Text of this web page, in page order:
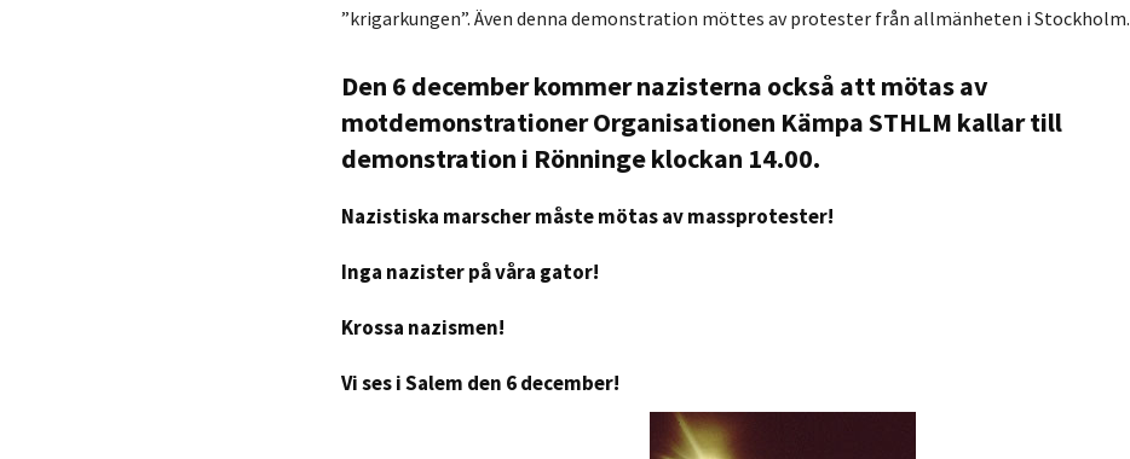
”krigarkungen”. Även denna demonstration möttes av protester från allmänheten i Stockholm.
Den 6 december kommer nazisterna också att mötas av
motdemonstrationer Organisationen Kämpa STHLM kallar till
demonstration i Rönninge klockan 14.00.
Nazistiska marscher måste mötas av massprotester!
Inga nazister på våra gator!
Krossa nazismen!
Vi ses i Salem den 6 december!